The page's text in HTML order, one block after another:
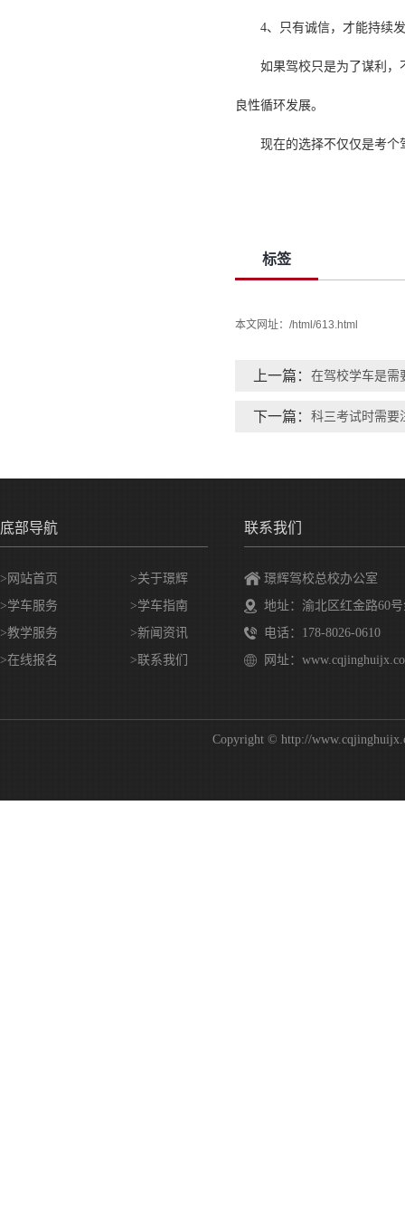
4、只有诚信，才能持续
如果驾校只是为了谋利
良性循环发展。
现在的选择不仅仅是考个
标签
本文网址： /html/613.html
上一篇： 在驾校学车是需
下一篇： 科三考试时需要
底部导航
>网站首页 >关于璟辉
>学车服务 >学车指南
>教学服务 >新闻资讯
>在线报名 > 联系我们
联系我们
璟辉驾校总校办公室
地址：渝北区红金路60
电话：178-8026-0610
网址：
Copyright © http://